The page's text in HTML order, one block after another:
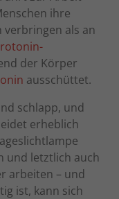
ihre
verbringen als an
der Körper
ausschüttet.
schlapp, und
erheblich
und letztlich auch
arbeiten – und
ist, kann sich